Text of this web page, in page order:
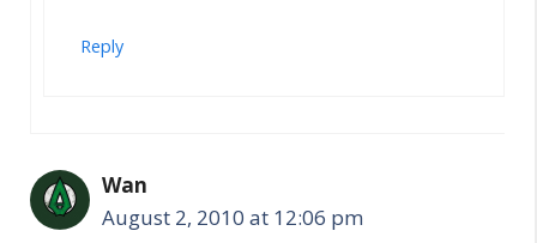
Reply
Wan
August 2, 2010 at 12:06 pm